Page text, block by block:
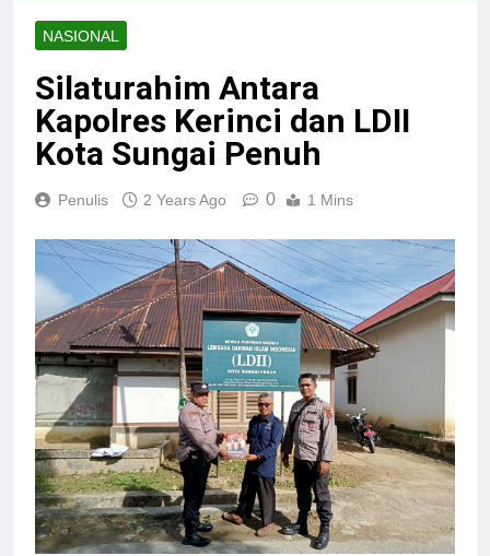
NASIONAL
Silaturahim Antara
Kapolres Kerinci dan LDII
Kota Sungai Penuh
Penulis 2 Years Ago 0 1 Mins